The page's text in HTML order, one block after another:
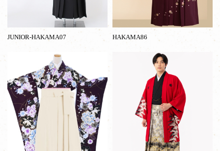
JUNIOR-HAKAMA07 HAKAMA86